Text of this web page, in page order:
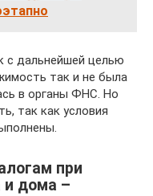
с дальнейшей целью
так и не была
в органы ФНС. Но
так как условия
при
и дома –